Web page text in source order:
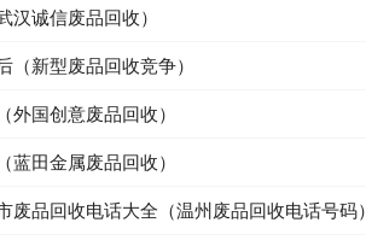
诚信废品回收）
新型废品回收竞争）
国创意废品回收）
田金属废品回收）
品回收电话大全（温州废品回收电话号码）